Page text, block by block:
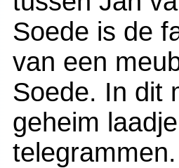
Soede is de
van een
Soede. In dit
geheim
telegrammen.